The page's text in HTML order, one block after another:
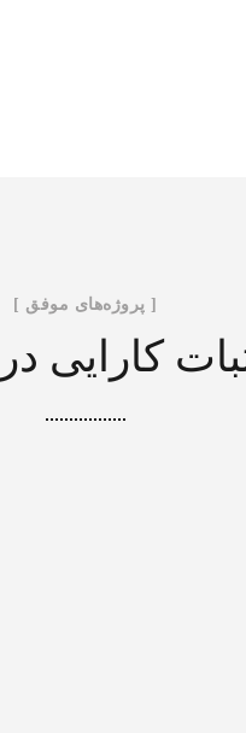
[ پروژه‌های موفق ]
کارایی